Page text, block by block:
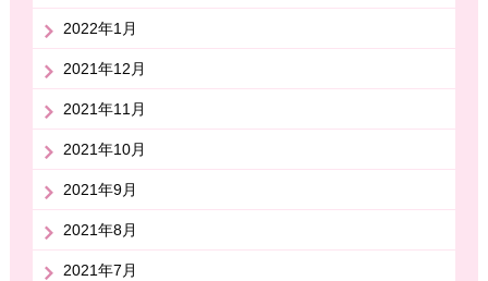
2022年1月
2021年12月
2021年11月
2021年10月
2021年9月
2021年8月
2021年7月